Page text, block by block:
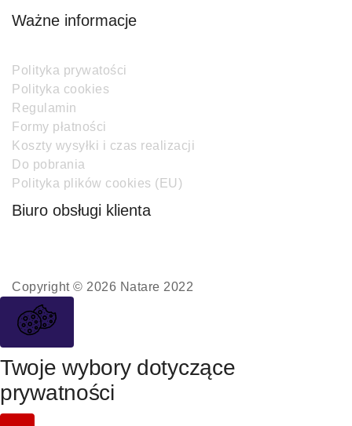
Ważne informacje
Polityka prywatości
Polityka cookies
Regulamin
Formy płatności
Koszty wysyłki i czas realizacji
Do pobrania
Polityka plików cookies (EU)
Biuro obsługi klienta
Copyright © 2026 Natare 2022
Twoje wybory dotyczące
prywatności